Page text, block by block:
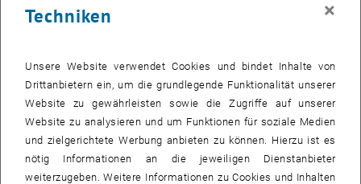
Bild
Techniken
×
Unsere Website verwendet Cookies und bindet Inhalte von
Drittanbietern ein, um die grundlegende Funktionalität unserer
Website zu gewährleisten sowie die Zugriffe auf unserer
Website zu analysieren und um Funktionen für soziale Medien
und zielgerichtete Werbung anbieten zu können. Hierzu ist es
nötig Informationen an die jeweiligen Dienstanbieter
weiterzugeben. Weitere Informationen zu Cookies und Inhalten